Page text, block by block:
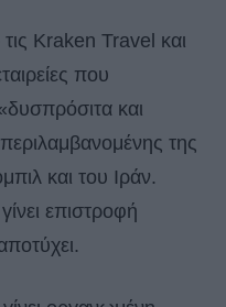
τις Kraken Travel και
που
και
της
και του Ιράν.
επιστροφή